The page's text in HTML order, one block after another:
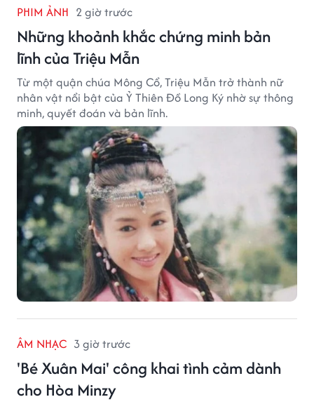
PHIM ẢNH 2 giờ trước
Những khoảnh khắc chứng minh bản
lĩnh của Triệu Mẫn
Từ một quận chúa Mông Cổ, Triệu Mẫn trở thành nữ
nhân vật nổi bật của Ỷ Thiên Đồ Long Ký nhờ sự thông
minh, quyết đoán và bản lĩnh.
ÂM NHẠC 3 giờ trước
'Bé Xuân Mai' công khai tình cảm dành
cho Hòa Minzy